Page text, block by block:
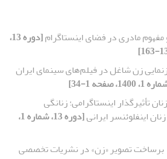
مادری در فضای اینستاگرام
[دوره 13،
زن شاغل در فیلم‌های سینمای ایران
زنان تأثیرگذار اینستاگرامی؛ زنانگی
اینفلوئنسر ایرانی
[دوره 13، شماره 1،
برساخت تصویر «زن» در نشریات تخصصی